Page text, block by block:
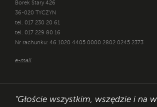
Borek Stary 426
36-020 TYCZYN
tel. 017 230 20 61
tel. 017 229 80 16
Nr rachunku: 46 1020 4405 0000 2802 0245 2373
e-mail
"Głoście wszystkim, wszędzie i na